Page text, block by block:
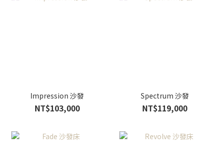
Impression 沙發
NT$103,000
Spectrum 沙發
NT$119,000